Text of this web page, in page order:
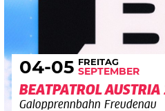
04-05 FREITAG
SEPTEMBER
BEATPATROL
Galopprennbahn Freudenau